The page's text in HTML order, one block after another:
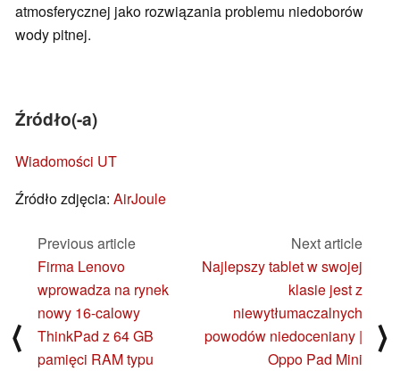
atmosferycznej jako rozwiązania problemu niedoborów
wody pitnej.
Źródło(-a)
Wiadomości UT
Źródło zdjęcia: AirJoule
⟨
Previous article
Firma Lenovo
wprowadza na rynek
nowy 16-calowy
ThinkPad z 64 GB
pamięci RAM typu
Next article
Najlepszy tablet w swojej
klasie jest z
niewytłumaczalnych
powodów niedoceniany |
Oppo Pad Mini
⟩